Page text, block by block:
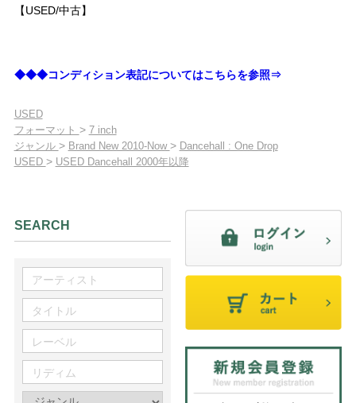
【USED/中古】
◆◆◆コンディション表記についてはこちらを参照⇒
USED
フォーマット > 7 inch
ジャンル > Brand New 2010-Now > Dancehall : One Drop
USED > USED Dancehall 2000年以降
SEARCH